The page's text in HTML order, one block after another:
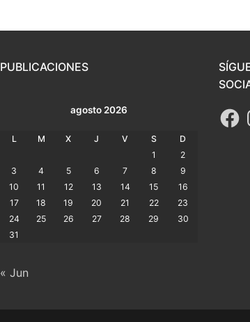
PUBLICACIONES
agosto 2026
L M X J V S
D
1
2
3
4 5 6 7 8
9
10
11 12 13 14 15
16
17
18 19 20 21 22
23
24
25 26 27 28 29
30
31
« Jun